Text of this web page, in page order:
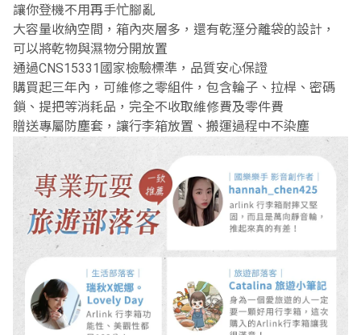
讓你登機不用再手忙腳亂
大容量收納空間，箱內夾層多，還有乾溼分離袋的設計，
可以將乾物與濕物分開放置
通過CNS15331國家檢驗標準，品質安心保證
購買起三年內，可維修之零組件，包含輪子、拉桿、密碼
鎖、提把等消耗品，完全不收取維修費及零件費
贈送專屬防塵套，讓行李箱放置、搬運過程中不染塵